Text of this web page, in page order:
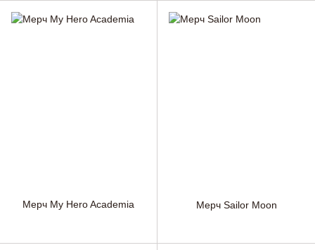
Мерч My Hero Academia Мерч Sailor Moon